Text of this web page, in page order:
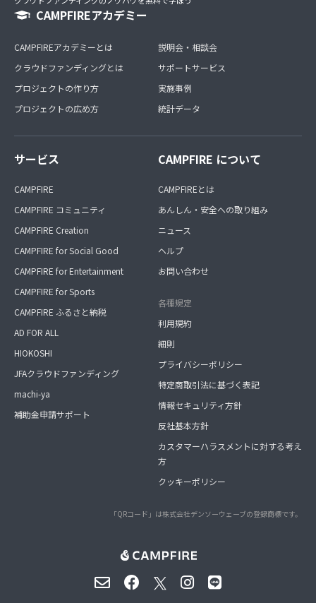
CAMPFIREアカデミー
CAMPFIREアカデミーとは
クラウドファンディングとは
プロジェクトの作り方
プロジェクトの広め方
説明会・相談会
サポートサービス
実施事例
統計データ
サービス
CAMPFIRE
CAMPFIRE コミュニティ
CAMPFIRE Creation
CAMPFIRE for Social Good
CAMPFIRE for Entertainment
CAMPFIRE for Sports
CAMPFIRE ふるさと納税
AD FOR ALL
HIOKOSHI
JFAクラウドファンディング
machi-ya
補助金申請サポート
CAMPFIRE について
CAMPFIREとは
あんしん・安全への取り組み
ニュース
ヘルプ
お問い合わせ
各種規定
利用規約
細則
プライバシーポリシー
特定商取引法に基づく表記
情報セキュリティ方針
反社基本方針
カスタマーハラスメントに対する考え
方
クッキーポリシー
「QRコード」は株式会社デンソーウェーブの登録商標です。